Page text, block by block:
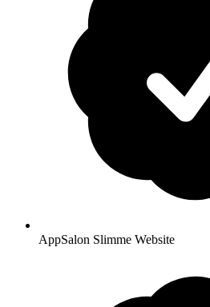
AppSalon Slimme Website